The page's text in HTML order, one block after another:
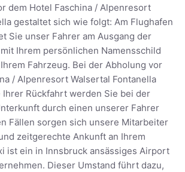
dem Hotel Faschina / Alpenresort
gestaltet sich wie folgt: Am Flughafen
Sie unser Fahrer am Ausgang der
Ihrem persönlichen Namensschild
Fahrzeug. Bei der Abholung vor
/ Alpenresort Walsertal Fontanella
Rückfahrt werden Sie bei der
durch einen unserer Fahrer
Fällen sorgen sich unsere Mitarbeiter
zeitgerechte Ankunft an Ihrem
ist ein in Innsbruck ansässiges Airport
Dieser Umstand führt dazu,